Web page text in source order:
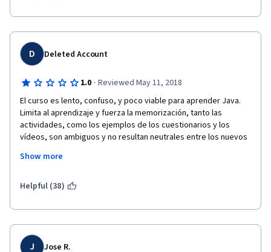
ejercicios o vídeos de algunas lineas de código simples, para ir
lenguaje java. Vaya, que resultaría mejor mezclar la practica con
la teoría.
D Deleted Account
1.0 · Reviewed May 11, 2018
El curso es lento, confuso, y poco viable para aprender Java.
Limita al aprendizaje y fuerza la memorización, tanto las
actividades, como los ejemplos de los cuestionarios y los
vídeos, son ambiguos y no resultan neutrales entre los nuevos
frustrado ya que por una respuesta  que no tenga que ver con
no sera tomada en cuenta así sepas lo que estas
UNAM. Pésimo
Show more
Helpful (38)
J Jose R.